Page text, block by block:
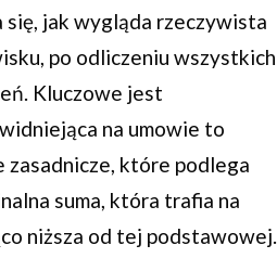
jak wygląda rzeczywista
po odliczeniu wszystkich
Kluczowe jest
na umowie to
które podlega
suma, która trafia na
niższa od tej podstawowej.